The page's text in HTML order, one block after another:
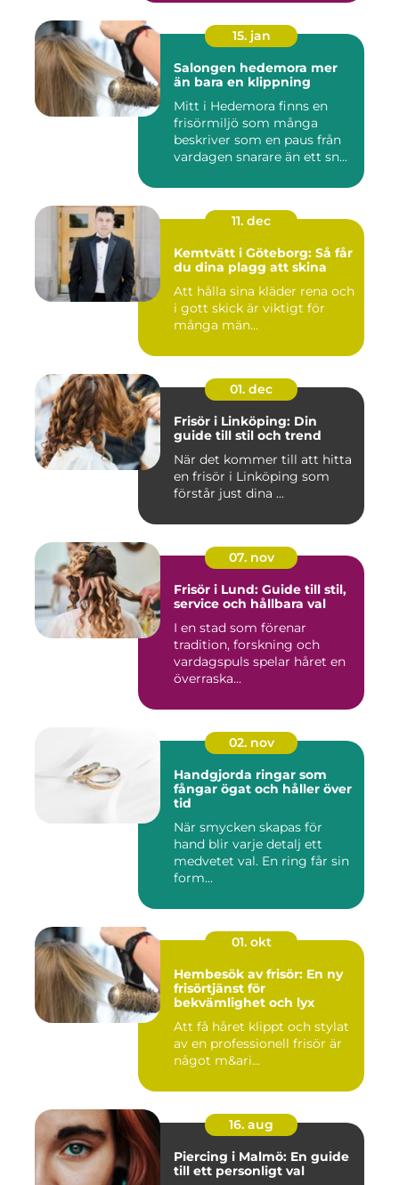
15. jan
Salongen hedemora mer
än bara en klippning
Mitt i Hedemora finns en
frisörmiljö som många
beskriver som en paus från
vardagen snarare än ett sn...
11. dec
Kemtvätt i Göteborg: Så får
du dina plagg att skina
Att hålla sina kläder rena och
i gott skick är viktigt för
många män...
01. dec
Frisör i Linköping: Din
guide till stil och trend
När det kommer till att hitta
en frisör i Linköping som
förstår just dina ...
07. nov
Frisör i Lund: Guide till stil,
service och hållbara val
I en stad som förenar
tradition, forskning och
vardagspuls spelar håret en
överraska...
02. nov
Handgjorda ringar som
fångar ögat och håller över
tid
När smycken skapas för
hand blir varje detalj ett
medvetet val. En ring får sin
form...
01. okt
Hembesök av frisör: En ny
frisörtjänst för
bekvämlighet och lyx
Att få håret klippt och stylat
av en professionell frisör är
något m&ari...
16. aug
Piercing i Malmö: En guide
till ett personligt val